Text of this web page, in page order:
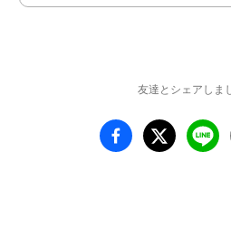
友達とシェアしま